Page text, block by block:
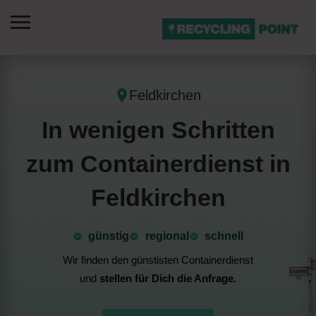
Feldkirchen
In wenigen Schritten
zum Containerdienst in
Feldkirchen
günstig ⁠regional
schnell
Wir finden den günstisten Containerdienst
und stellen für Dich die Anfrage.